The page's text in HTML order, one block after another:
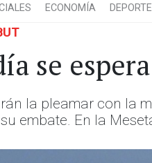
ECONOMÍA
se
la pleamar con la
embate. En la